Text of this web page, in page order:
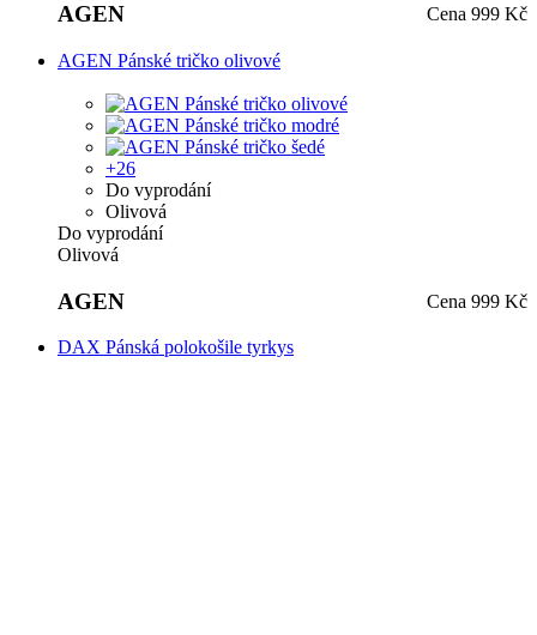
AGEN Cena 999 Kč
AGEN Pánské tričko olivové
+26
Do vyprodání
Olivová
Do vyprodání
Olivová
AGEN Cena 999 Kč
DAX Pánská polokošile tyrkys